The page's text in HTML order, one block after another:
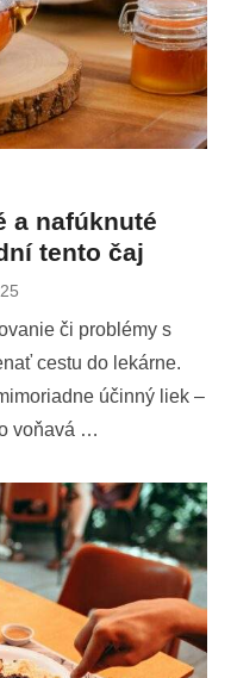
a nafúknuté
tento čaj
či problémy s
cestu do lekárne.
účinný liek –
voňavá …